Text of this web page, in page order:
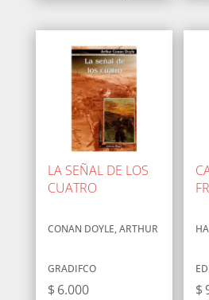
LA SEÑAL DE LOS
CUATRO
CONAN DOYLE, ARTHUR
GRADIFCO
$ 6.000 $